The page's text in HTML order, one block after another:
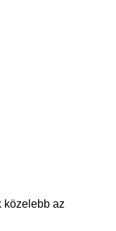
közelebb az